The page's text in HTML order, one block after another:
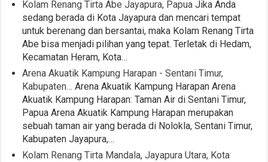
Kolam Renang Tirta Abe Jayapura, Papua Jika Anda
sedang berada di Kota Jayapura dan mencari tempat
untuk berenang dan bersantai, maka Kolam Renang Tirta
Abe bisa menjadi pilihan yang tepat. Terletak di Hedam,
Kecamatan Heram, Kota…
Arena Akuatik Kampung Harapan - Sentani Timur,
Kabupaten… Arena Akuatik Kampung Harapan Arena
Akuatik Kampung Harapan: Taman Air di Sentani Timur,
Papua Arena Akuatik Kampung Harapan merupakan
sebuah taman air yang berada di Nolokla, Sentani Timur,
Kabupaten Jayapura,…
Kolam Renang Tirta Mandala, Jayapura Utara, Kota